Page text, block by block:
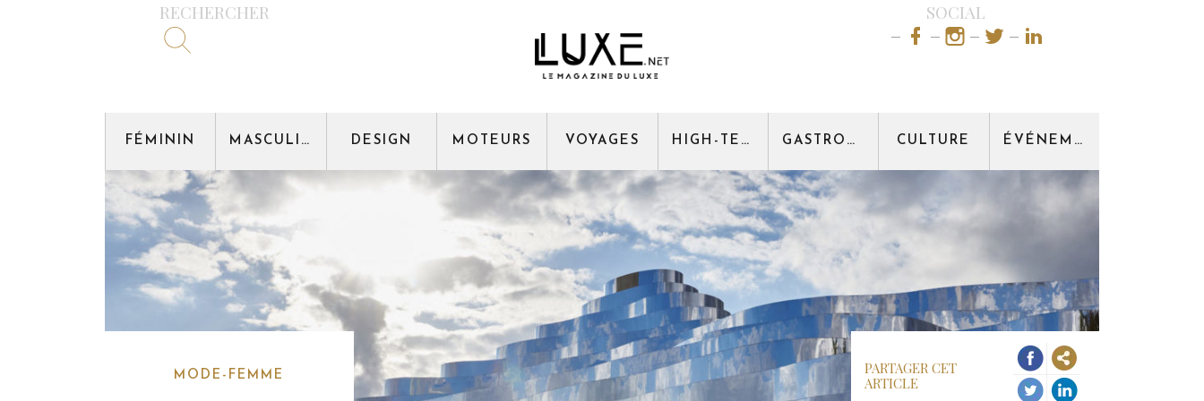
RECHERCHER SOCIAL
FÉMININ MASCULIN DESIGN MOTEURS VOYAGES HIGH-TECH GASTRONOMIE CULTURE ÉVÉNEMENT
MODE-FEMME
PARTAGER CET
ARTICLE